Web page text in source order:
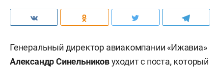
Генеральный директор авиакомпании «Ижавиа»
Александр Синельниковуходит с поста, который